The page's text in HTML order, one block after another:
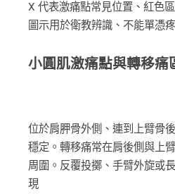
X 代表激痛點常見位置、紅色
圖示用於衛教辨識、不能單憑
小圓肌激痛點與轉移痛
位於肩胛骨外側、連到上臂骨
穩定。轉移痛常在肩後側與上
周圍。反覆投擲、手臂外旋或
現